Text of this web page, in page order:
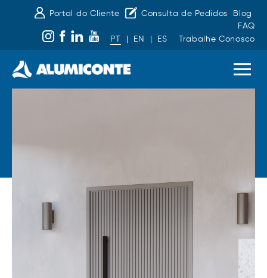
Portal do Cliente Consulta de Pedidos
Blog
FAQ
PT
| EN | ES Trabalhe Conosco